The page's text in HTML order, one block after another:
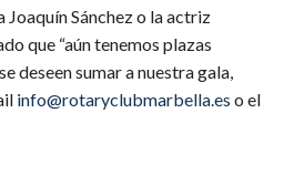
Sánchez o la actriz
que “aún tenemos plazas
deseen sumar a nuestra gala,
info@rotaryclubmarbella.es o el